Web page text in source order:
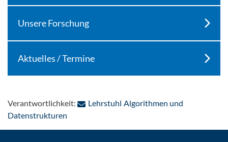
Unsere Forschung
Aktuelles / Termine
Verantwortlichkeit:
Lehrstuhl Algorithmen und
Datenstrukturen